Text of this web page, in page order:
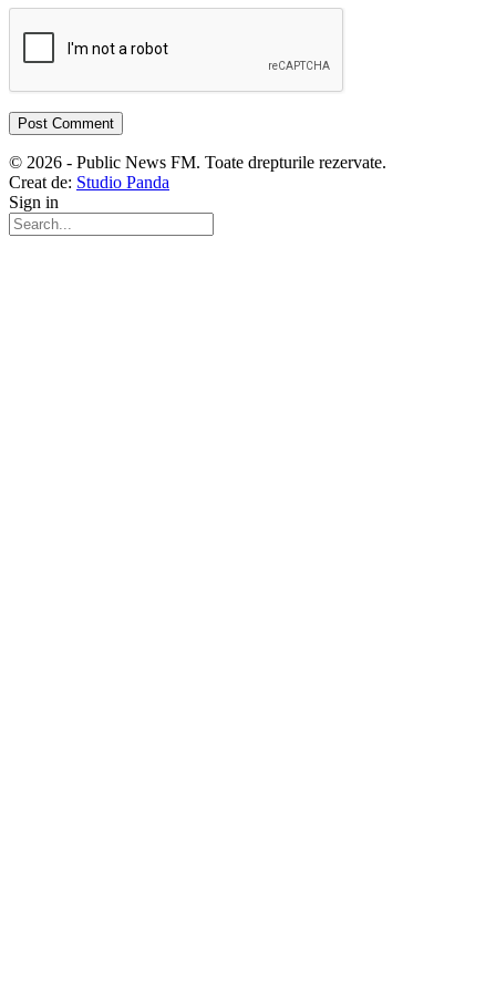
© 2026 - Public News FM. Toate drepturile rezervate.
Creat de: Studio Panda
Sign in